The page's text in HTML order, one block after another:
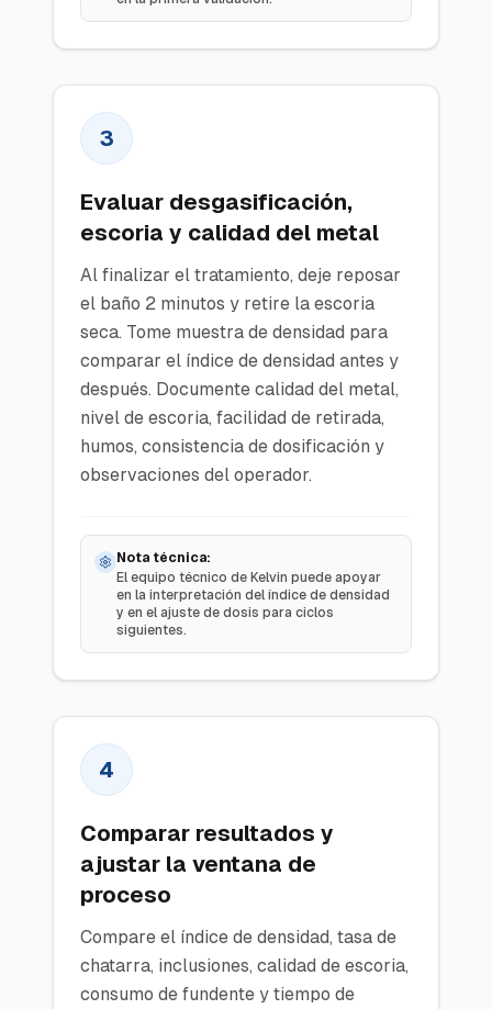
3
Evaluar desgasificación,
escoria y calidad del metal
Al finalizar el tratamiento, deje reposar
el baño 2 minutos y retire la escoria
seca. Tome muestra de densidad para
comparar el índice de densidad antes y
después. Documente calidad del metal,
nivel de escoria, facilidad de retirada,
humos, consistencia de dosificación y
observaciones del operador.
Nota técnica:
El equipo técnico de Kelvin puede apoyar
en la interpretación del índice de densidad
y en el ajuste de dosis para ciclos
siguientes.
4
Comparar resultados y
ajustar la ventana de
proceso
Compare el índice de densidad, tasa de
chatarra, inclusiones, calidad de escoria,
consumo de fundente y tiempo de